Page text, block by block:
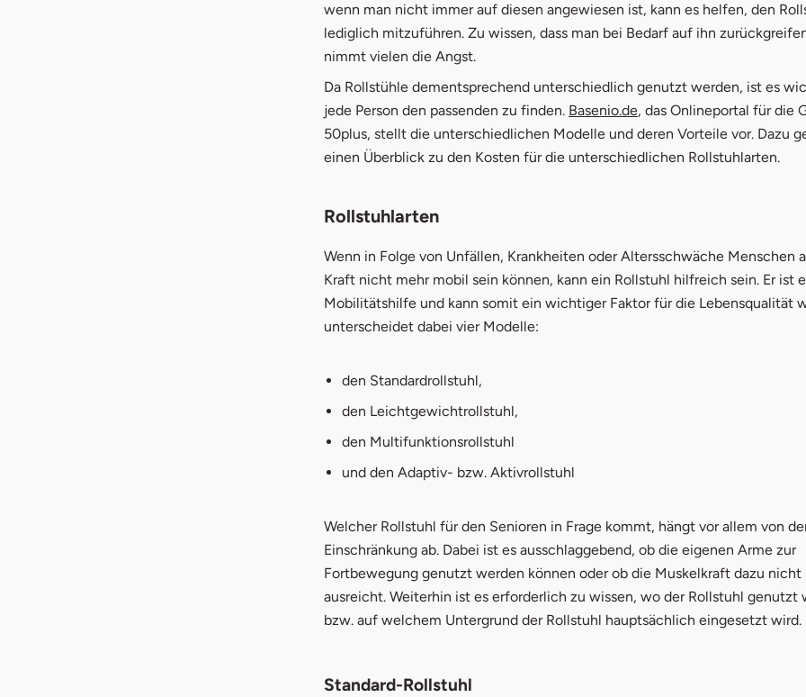
1.4 Adaptiv-Rollstuhl
2. Antriebsarten
3. Kosten für Rollstuhl
wenn man nicht immer auf diesen angewiesen ist, kann es helfen, den
lediglich mitzuführen. Zu wissen, dass man bei Bedarf auf ihn
nimmt vielen die Angst.
Da Rollstühle dementsprechend unterschiedlich genutzt werden, ist es
jede Person den passenden zu finden. Basenio.de, das Onlineportal für die
50plus, stellt die unterschiedlichen Modelle und deren Vorteile vor. Dazu
einen Überblick zu den Kosten für die unterschiedlichen Rollstuhlarten.
Rollstuhlarten
Wenn in Folge von Unfällen, Krankheiten oder Altersschwäche Menschen
Kraft nicht mehr mobil sein können, kann ein Rollstuhl hilfreich sein. Er ist
Mobilitätshilfe und kann somit ein wichtiger Faktor für die Lebensqualität
unterscheidet dabei vier Modelle:
den Standardrollstuhl,
den Leichtgewichtrollstuhl,
den Multifunktionsrollstuhl
und den Adaptiv- bzw. Aktivrollstuhl
Welcher Rollstuhl für den Senioren in Frage kommt, hängt vor allem von
Einschränkung ab. Dabei ist es ausschlaggebend, ob die eigenen Arme zur
Fortbewegung genutzt werden können oder ob die Muskelkraft dazu nicht
ausreicht. Weiterhin ist es erforderlich zu wissen, wo der Rollstuhl genutzt
bzw. auf welchem Untergrund der Rollstuhl hauptsächlich eingesetzt wird.
Standard-Rollstuhl